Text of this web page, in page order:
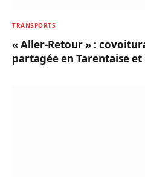
TRANSPORTS
« Aller-Retour » :
partagée en Tarentaise et